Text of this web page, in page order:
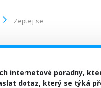
Zeptej se
internetové poradny,
dotaz, který se týká